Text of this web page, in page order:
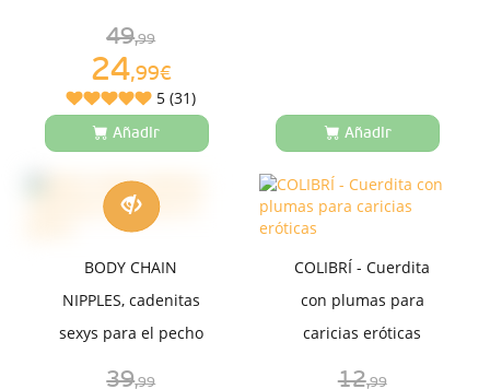
49,99
24,99€
5 (31)
Añadir Añadir
BODY CHAIN
NIPPLES, cadenitas
sexys para el pecho
39,99
COLIBRÍ - Cuerdita
con plumas para
caricias eróticas
12,99